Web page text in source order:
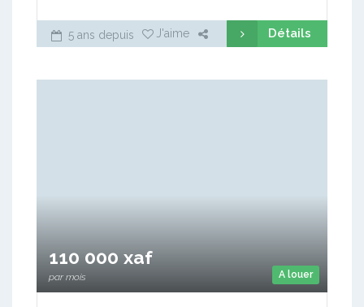
5 ans depuis J'aime Détails
A louer
110 000 xaf
par mois